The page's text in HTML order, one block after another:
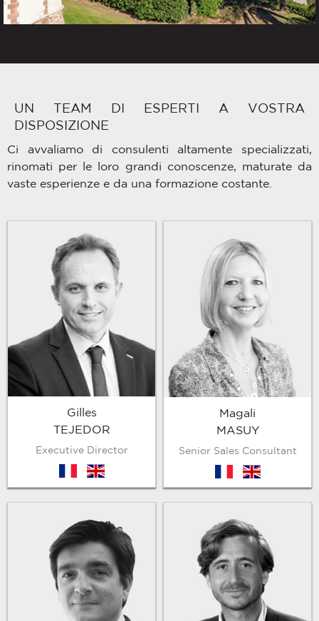
UN TEAM DI ESPERTI A VOSTRA
DISPOSIZIONE
Ci avvaliamo di consulenti altamente specializzati,
rinomati per le loro grandi conoscenze, maturate da
vaste esperienze e da una formazione costante.
Gilles
TEJEDOR
Executive Director
en
Magali
MASUY
Senior Sales Consultant
en